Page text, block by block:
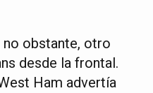
obstante, otro
desde la frontal.
Ham advertía